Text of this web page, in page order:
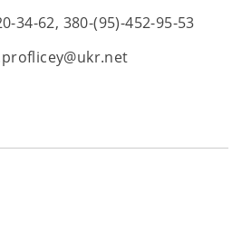
34-62, 380-(95)-452-95-53